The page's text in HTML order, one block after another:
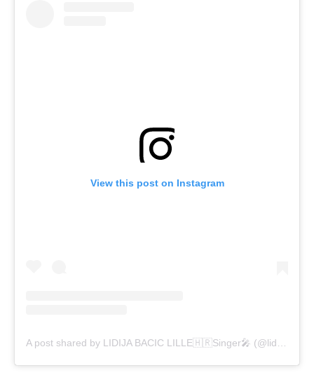
View this post on Instagram
A post shared by LIDIJA BACIC LILLE🇭🇷Singer🎤 (@lidijabacic_lile)